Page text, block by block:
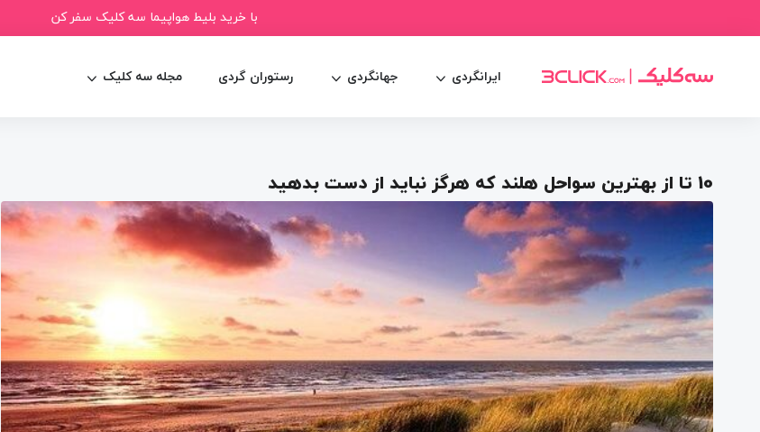
با خرید بلیط هواپیما سه کلیک سفر کن
ایرانگردی جهانگردی رستوران گردی مجله سه کلیک
10 تا از بهترین سواحل هلند که هرگز نباید از دست بدهید